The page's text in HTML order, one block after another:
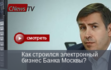
Как строился электронный
бизнес Банка Москвы?